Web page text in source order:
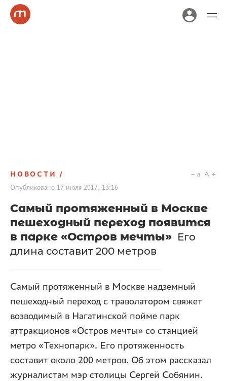
НОВОСТИ
Опубликовано 17 июля 2017, 13:16
a A
Самый протяженный в Москве
пешеходный переход появится
в парке «Остров мечты» Его
длина составит 200 метров
Самый протяженный в Москве надземный
пешеходный переход с траволатором свяжет
возводимый в Нагатинской пойме парк
аттракционов «Остров мечты» со станцией
метро «Технопарк». Его протяженность
составит около 200 метров. Об этом рассказал
журналистам мэр столицы Сергей Собянин.